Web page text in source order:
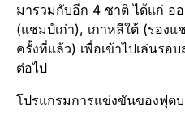
มารวมกับอีก 4 ชาติ ได้แก่ ออ
(แชมป์เก่า), เกาหลีใต้ (รอง
ครั้งที่แล้ว) เพื่อเข้าไปเล่นรอ
ต่อไป
โปรแกรมการแข่งขันของฟุต